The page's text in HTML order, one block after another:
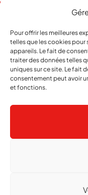
Pour offrir les meilleures
telles que les cookies
appareils. Le fait de
traiter des données telles
uniques sur ce site. Le fait
consentement peut avoir
et fonctions.